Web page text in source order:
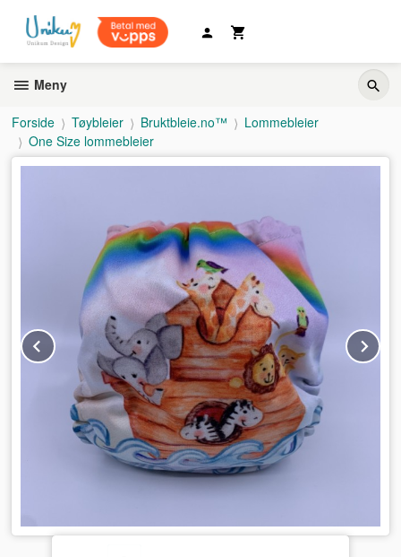
innholdet
Meny
Forside Tøybleier Bruktbleie.no™
Lommebleier
One Size lommebleier
Prev